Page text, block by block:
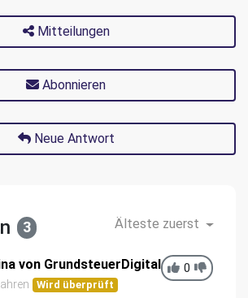
Mitteilungen
Abonnieren
Neue Antwort
3 Älteste zuerst
0
von GrundsteuerDigital
Wird überprüft